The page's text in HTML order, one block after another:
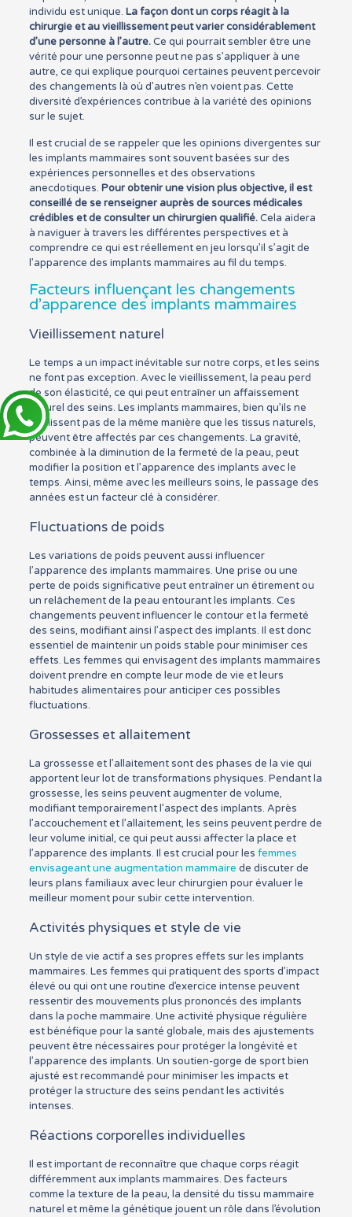
individu est unique. La façon dont un corps réagit à la
chirurgie et au vieillissement peut varier considérablement
d’une personne à l’autre.Ce qui pourrait sembler être une
vérité pour une personne peut ne pas s’appliquer à une
autre, ce qui explique pourquoi certaines peuvent percevoir
des changements là où d’autres n’en voient pas. Cette
diversité d’expériences contribue à la variété des opinions
sur le sujet.
Il est crucial de se rappeler que les opinions divergentes sur
les implants mammaires sont souvent basées sur des
expériences personnelles et des observations
anecdotiques. Pour obtenir une vision plus objective, il est
conseillé de se renseigner auprès de sources médicales
crédibles et de consulter un chirurgien qualifié.Cela aidera
à naviguer à travers les différentes perspectives et à
comprendre ce qui est réellement en jeu lorsqu’il s’agit de
l’apparence des implants mammaires au fil du temps.
Facteurs influençant les changements
d’apparence des implants mammaires
Vieillissement naturel
Le temps a un impact inévitable sur notre corps, et les seins
ne font pas exception. Avec le vieillissement, la peau perd
de son élasticité, ce qui peut entraîner un affaissement
naturel des seins. Les implants mammaires, bien qu’ils ne
vieillissent pas de la même manière que les tissus naturels,
peuvent être affectés par ces changements. La gravité,
combinée à la diminution de la fermeté de la peau, peut
modifier la position et l’apparence des implants avec le
temps. Ainsi, même avec les meilleurs soins, le passage des
années est un facteur clé à considérer.
Fluctuations de poids
Les variations de poids peuvent aussi influencer
l’apparence des implants mammaires. Une prise ou une
perte de poids significative peut entraîner un étirement ou
un relâchement de la peau entourant les implants. Ces
changements peuvent influencer le contour et la fermeté
des seins, modifiant ainsi l’aspect des implants. Il est donc
essentiel de maintenir un poids stable pour minimiser ces
effets. Les femmes qui envisagent des implants mammaires
doivent prendre en compte leur mode de vie et leurs
habitudes alimentaires pour anticiper ces possibles
fluctuations.
Grossesses et allaitement
La grossesse et l’allaitement sont des phases de la vie qui
apportent leur lot de transformations physiques. Pendant la
grossesse, les seins peuvent augmenter de volume,
modifiant temporairement l’aspect des implants. Après
l’accouchement et l’allaitement, les seins peuvent perdre de
leur volume initial, ce qui peut aussi affecter la place et
l’apparence des implants. Il est crucial pour les femmes
envisageant une augmentation mammaire de discuter de
leurs plans familiaux avec leur chirurgien pour évaluer le
meilleur moment pour subir cette intervention.
Activités physiques et style de vie
Un style de vie actif a ses propres effets sur les implants
mammaires. Les femmes qui pratiquent des sports d’impact
élevé ou qui ont une routine d’exercice intense peuvent
ressentir des mouvements plus prononcés des implants
dans la poche mammaire. Une activité physique régulière
est bénéfique pour la santé globale, mais des ajustements
peuvent être nécessaires pour protéger la longévité et
l’apparence des implants. Un soutien-gorge de sport bien
ajusté est recommandé pour minimiser les impacts et
protéger la structure des seins pendant les activités
intenses.
Réactions corporelles individuelles
Il est important de reconnaître que chaque corps réagit
différemment aux implants mammaires. Des facteurs
comme la texture de la peau, la densité du tissu mammaire
naturel et même la génétique jouent un rôle dans l’évolution